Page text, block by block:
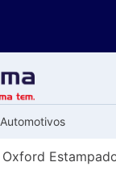
Automotivos
Oxford